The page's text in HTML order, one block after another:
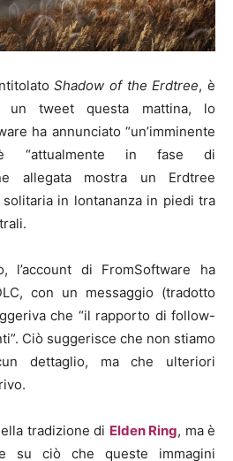
Shadow of the Erdtree, è
un tweet questa mattina, lo
ha annunciato “un’imminente
“attualmente in fase di
allegata mostra un Erdtree
in lontananza in piedi tra
l’account di FromSoftware ha
con un messaggio (tradotto
che “il rapporto di follow-
Ciò suggerisce che non stiamo
dettaglio, ma che ulteriori
tradizione di Elden Ring, ma è
su ciò che queste immagini